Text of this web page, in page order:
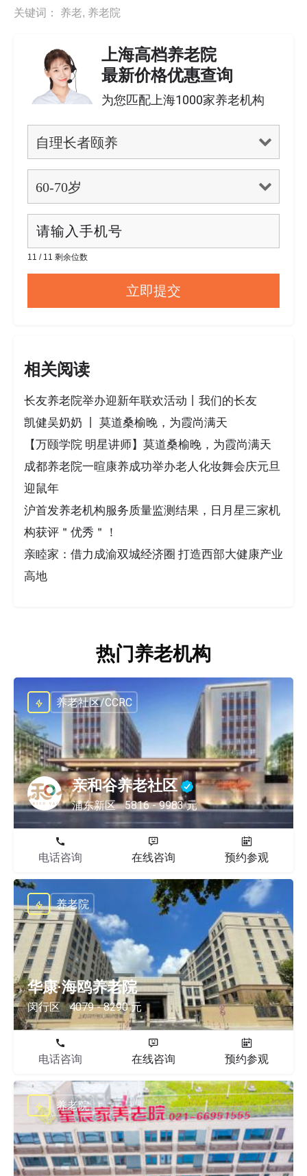
关键词： 养老, 养老院
上海高档养老院
最新价格优惠查询
为您匹配上海1000家养老机构
11 / 11 剩余位数
相关阅读
长友养老院举办迎新年联欢活动丨我们的长友
凯健吴奶奶 丨 莫道桑榆晚，为霞尚满天
【万颐学院 明星讲师】莫道桑榆晚，为霞尚满天
成都养老院一暄康养成功举办老人化妆舞会庆元旦
迎鼠年
沪首发养老机构服务质量监测结果，日月星三家机
构获评＂优秀＂！
亲睦家：借力成渝双城经济圈 打造西部大健康产业
高地
热门养老机构
亲和谷养老社区
浦东新区 5816 - 9983 元
养老社区/CCRC
电话咨询 在线咨询 预约参观
华康·海鸥养老院
闵行区 4079 - 8290 元
养老院
电话咨询 在线咨询 预约参观
养老院